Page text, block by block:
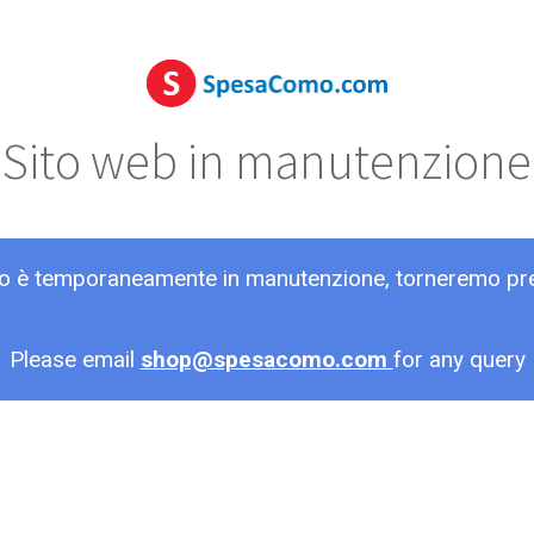
Sito web in manutenzione
è temporaneamente in manutenzione, torneremo
Please email shop@spesacomo.com for any query